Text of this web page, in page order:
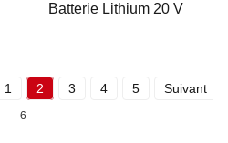
Batterie Lithium 20 V
1 2 3 4 5 Suivant
6